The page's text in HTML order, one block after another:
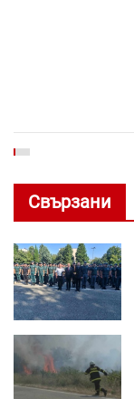
Свързани